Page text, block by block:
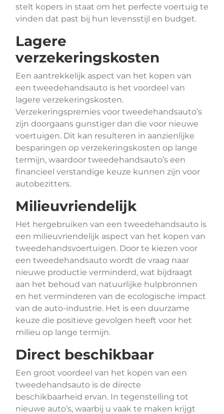
stelt kopers in staat om het perfecte voertuig te
vinden dat past bij hun levensstijl en budget.
Lagere
verzekeringskosten
Een aantrekkelijk aspect van het kopen van
een tweedehandsauto is het voordeel van
lagere verzekeringskosten.
Verzekeringspremies voor tweedehandsauto’s
zijn doorgaans gunstiger dan die voor nieuwe
voertuigen. Dit kan resulteren in aanzienlijke
besparingen op verzekeringskosten op lange
termijn, waardoor tweedehandsauto’s een
financieel verstandige keuze kunnen zijn voor
autobezitters.
Milieuvriendelijk
Het hergebruiken van een tweedehandsauto is
een milieuvriendelijk aspect van het kopen van
tweedehandsvoertuigen. Door te kiezen voor
een tweedehandsauto wordt de vraag naar
nieuwe productie verminderd, wat bijdraagt
aan het behoud van natuurlijke hulpbronnen
en het verminderen van de ecologische impact
van de auto-industrie. Het is een duurzame
keuze die positieve gevolgen heeft voor het
milieu op lange termijn.
Direct beschikbaar
Een groot voordeel van het kopen van een
tweedehandsauto is de directe
beschikbaarheid ervan. In tegenstelling tot
nieuwe auto’s, waarbij u vaak te maken krijgt